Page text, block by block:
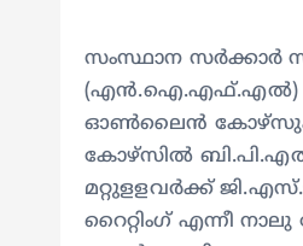
സംസ്ഥാന സര്‍ക്കാര്‍
(എന്‍.ഐ.എഫ്.എല്‍)
ഓണ്‍ലൈന്‍
കോഴ്‌സില്‍
മറ്റുളളവര്‍ക്ക്
റൈറ്റിംഗ് എന്നീ